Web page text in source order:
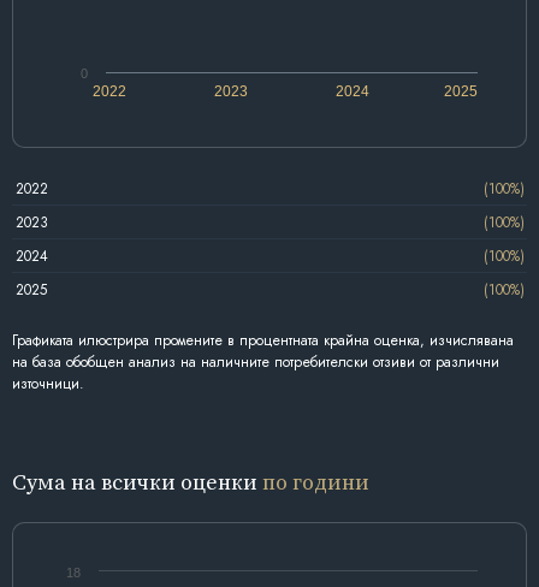
2022 2024
2023 2025
0
2022
(100%)
2023
(100%)
2024
(100%)
2025
(100%)
Графиката илюстрира промените в процентната крайна оценка, изчислявана
на база обобщен анализ на наличните потребителски отзиви от различни
източници.
Сума на всички оценки по години
18